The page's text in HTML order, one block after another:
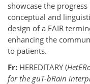
showcase the
conceptual and
design of a FAIR
enhancing the
to patients.
Fr: HEREDITARY (
for the guT-bRain